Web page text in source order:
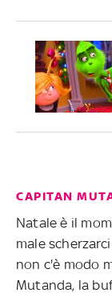
CAPITAN
Natale è il
male
non c'è modo
Mutanda, la